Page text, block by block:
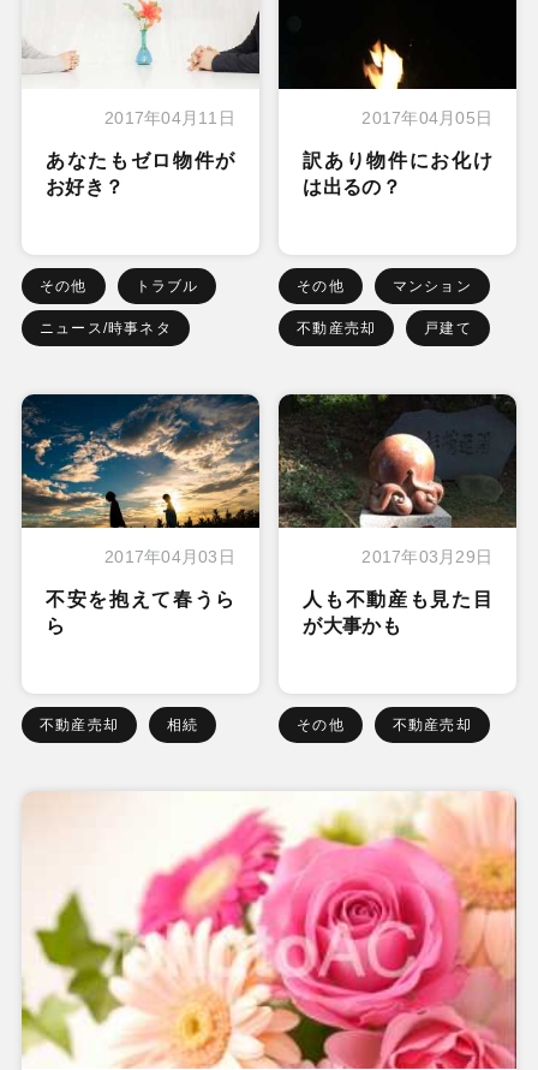
2017年04月11日
あなたもゼロ物件が
お好き？
その他 トラブル
ニュース/時事ネタ
2017年04月05日
訳あり物件にお化け
は出るの？
その他 マンション
不動産売却 戸建て
2017年04月03日
不安を抱えて春うら
ら
不動産売却 相続
2017年03月29日
人も不動産も見た目
が大事かも
その他 不動産売却